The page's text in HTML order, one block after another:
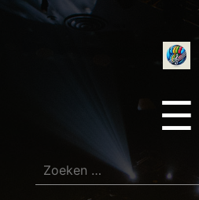
☰
Zoeken
naar: